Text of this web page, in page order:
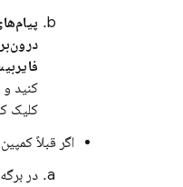
کنید
کلیک
اگر قبلاً
در برگه